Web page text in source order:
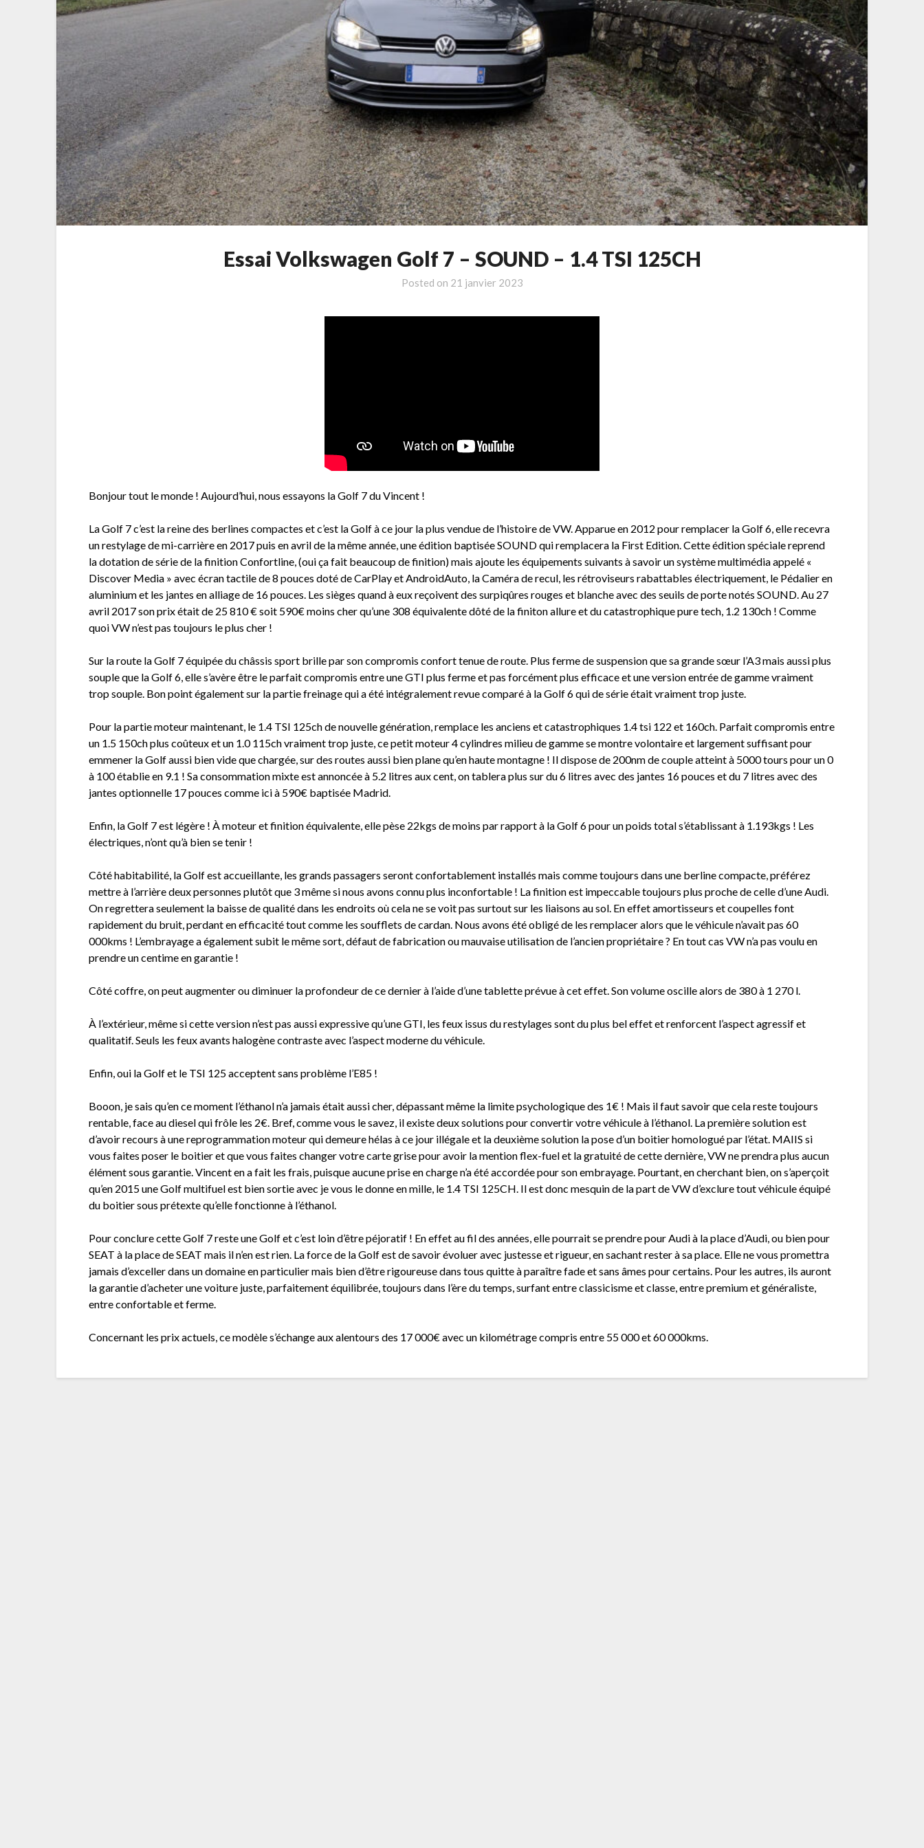
Essai Volkswagen Golf 7 – SOUND – 1.4 TSI 125CH
Posted on 21 janvier 2023
Bonjour tout le monde ! Aujourd’hui, nous essayons la Golf 7 du Vincent !
La Golf 7 c’est la reine des berlines compactes et c’est la Golf à ce jour la plus vendue de l’histoire de VW. Apparue en 2012 pour remplacer la Golf 6, elle recevra
un restylage de mi-carrière en 2017 puis en avril de la même année, une édition baptisée SOUND qui remplacera la First Edition. Cette édition spéciale reprend
la dotation de série de la finition Confortline, (oui ça fait beaucoup de finition) mais ajoute les équipements suivants à savoir un système multimédia appelé «
Discover Media » avec écran tactile de 8 pouces doté de CarPlay et AndroidAuto, la Caméra de recul, les rétroviseurs rabattables électriquement, le Pédalier en
aluminium et les jantes en alliage de 16 pouces. Les sièges quand à eux reçoivent des surpiqûres rouges et blanche avec des seuils de porte notés SOUND. Au 27
avril 2017 son prix était de 25 810 € soit 590€ moins cher qu’une 308 équivalente dôté de la finiton allure et du catastrophique pure tech, 1.2 130ch ! Comme
quoi VW n’est pas toujours le plus cher !
Sur la route la Golf 7 équipée du châssis sport brille par son compromis confort tenue de route. Plus ferme de suspension que sa grande sœur l’A3 mais aussi plus
souple que la Golf 6, elle s’avère être le parfait compromis entre une GTI plus ferme et pas forcément plus efficace et une version entrée de gamme vraiment
trop souple. Bon point également sur la partie freinage qui a été intégralement revue comparé à la Golf 6 qui de série était vraiment trop juste.
Pour la partie moteur maintenant, le 1.4 TSI 125ch de nouvelle génération, remplace les anciens et catastrophiques 1.4 tsi 122 et 160ch. Parfait compromis entre
un 1.5 150ch plus coûteux et un 1.0 115ch vraiment trop juste, ce petit moteur 4 cylindres milieu de gamme se montre volontaire et largement suffisant pour
emmener la Golf aussi bien vide que chargée, sur des routes aussi bien plane qu’en haute montagne ! Il dispose de 200nm de couple atteint à 5000 tours pour un 0
à 100 établie en 9.1 ! Sa consommation mixte est annoncée à 5.2 litres aux cent, on tablera plus sur du 6 litres avec des jantes 16 pouces et du 7 litres avec des
jantes optionnelle 17 pouces comme ici à 590€ baptisée Madrid.
Enfin, la Golf 7 est légère ! À moteur et finition équivalente, elle pèse 22kgs de moins par rapport à la Golf 6 pour un poids total s’établissant à 1.193kgs ! Les
électriques, n’ont qu’à bien se tenir !
Côté habitabilité, la Golf est accueillante, les grands passagers seront confortablement installés mais comme toujours dans une berline compacte, préférez
mettre à l’arrière deux personnes plutôt que 3 même si nous avons connu plus inconfortable ! La finition est impeccable toujours plus proche de celle d’une Audi.
On regrettera seulement la baisse de qualité dans les endroits où cela ne se voit pas surtout sur les liaisons au sol. En effet amortisseurs et coupelles font
rapidement du bruit, perdant en efficacité tout comme les soufflets de cardan. Nous avons été obligé de les remplacer alors que le véhicule n’avait pas 60
000kms ! L’embrayage a également subit le même sort, défaut de fabrication ou mauvaise utilisation de l’ancien propriétaire ? En tout cas VW n’a pas voulu en
prendre un centime en garantie !
Côté coffre, on peut augmenter ou diminuer la profondeur de ce dernier à l’aide d’une tablette prévue à cet effet. Son volume oscille alors de 380 à 1 270 l.
À l’extérieur, même si cette version n’est pas aussi expressive qu’une GTI, les feux issus du restylages sont du plus bel effet et renforcent l’aspect agressif et
qualitatif. Seuls les feux avants halogène contraste avec l’aspect moderne du véhicule.
Enfin, oui la Golf et le TSI 125 acceptent sans problème l’E85 !
Booon, je sais qu’en ce moment l’éthanol n’a jamais était aussi cher, dépassant même la limite psychologique des 1€ ! Mais il faut savoir que cela reste toujours
rentable, face au diesel qui frôle les 2€. Bref, comme vous le savez, il existe deux solutions pour convertir votre véhicule à l’éthanol. La première solution est
d’avoir recours à une reprogrammation moteur qui demeure hélas à ce jour illégale et la deuxième solution la pose d’un boitier homologué par l’état. MAIIS si
vous faites poser le boitier et que vous faites changer votre carte grise pour avoir la mention flex-fuel et la gratuité de cette dernière, VW ne prendra plus aucun
élément sous garantie. Vincent en a fait les frais, puisque aucune prise en charge n’a été accordée pour son embrayage. Pourtant, en cherchant bien, on s’aperçoit
qu’en 2015 une Golf multifuel est bien sortie avec je vous le donne en mille, le 1.4 TSI 125CH. Il est donc mesquin de la part de VW d’exclure tout véhicule équipé
du boitier sous prétexte qu’elle fonctionne à l’éthanol.
Pour conclure cette Golf 7 reste une Golf et c’est loin d’être péjoratif ! En effet au fil des années, elle pourrait se prendre pour Audi à la place d’Audi, ou bien pour
SEAT à la place de SEAT mais il n’en est rien. La force de la Golf est de savoir évoluer avec justesse et rigueur, en sachant rester à sa place. Elle ne vous promettra
jamais d’exceller dans un domaine en particulier mais bien d’être rigoureuse dans tous quitte à paraître fade et sans âmes pour certains. Pour les autres, ils auront
la garantie d’acheter une voiture juste, parfaitement équilibrée, toujours dans l’ère du temps, surfant entre classicisme et classe, entre premium et généraliste,
entre confortable et ferme.
Concernant les prix actuels, ce modèle s’échange aux alentours des 17 000€ avec un kilométrage compris entre 55 000 et 60 000kms.